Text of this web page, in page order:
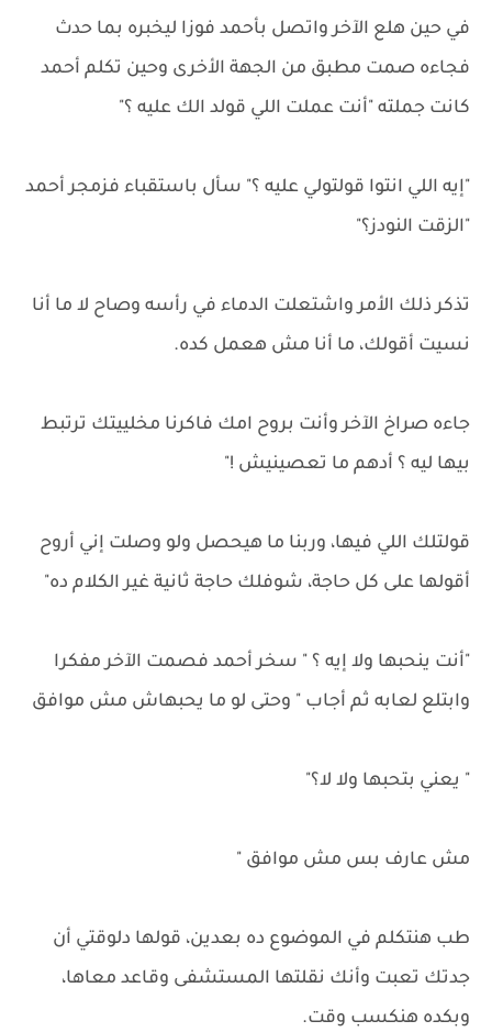
في حين هلع الآخر واتصل بأحمد فوزا ليخبره بما حدث
فجاءه صمت مطبق من الجهة الأخرى وحين تكلم أحمد
كانت جملته "أنت عملت اللي قولد الك عليه ؟"
"إيه اللي انتوا قولتولي عليه ؟" سأل باستقباء فزمجر أحمد
"الزقت النودز؟"
تذكر ذلك الأمر واشتعلت الدماء في رأسه وصاح لا ما أنا
نسيت أقولك، ما أنا مش هعمل كده.
جاءه صراخ الآخر وأنت بروح امك فاكرنا مخلييتك ترتبط
بيها ليه ؟ أدهم ما تعصينيش !"
قولتلك اللي فيها، وربنا ما هيحصل ولو وصلت إني أروح
أقولها على كل حاجة، شوفلك حاجة ثانية غير الكلام ده"
"أنت ينحبها ولا إيه ؟ " سخر أحمد فصمت الآخر مفكرا
وابتلع لعابه ثم أجاب " وحتى لو ما يحبهاش مش موافق
" يعني بتحبها ولا لا؟"
مش عارف بس مش موافق "
طب هنتكلم في الموضوع ده بعدين، قولها دلوقتي أن
جدتك تعبت وأنك نقلتها المستشفى وقاعد معاها،
وبكده هنكسب وقت.